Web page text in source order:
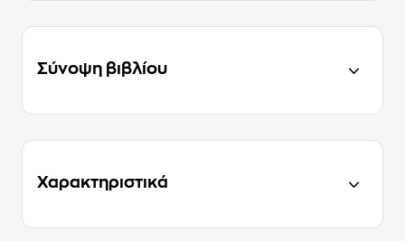
Σύνοψη βιβλίου
Χαρακτηριστικά